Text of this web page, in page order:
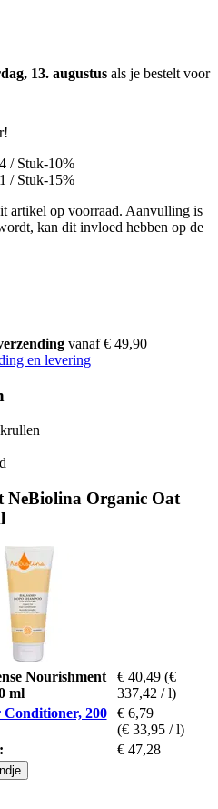
13. augustus als je bestelt voor
/ Stuk-10%
/ Stuk-15%
artikel op voorraad. Aanvulling is
kan dit invloed hebben op de
vanaf € 49,90
en levering
NeBiolina Organic Oat
Nourishment
ml
€ 40,49 (€
337,42 / l)
200
€ 6,79
(€ 33,95 / l)
€ 47,28